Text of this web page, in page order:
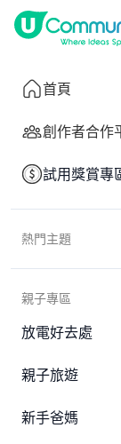
首頁
創作者合作
試用獎賞專
熱門主題
親子專區
放電好去處
親子旅遊
新手爸媽